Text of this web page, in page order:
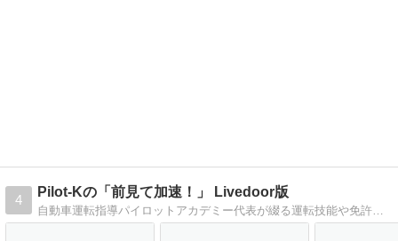
4
Pilot-Kの「前見て加速！」 Livedoor版
自動車運転指導パイロットアカデミー代表が綴る運転技能や免許取得に関するアドバイス・感想等。教習生も一般ドライバーも必見！